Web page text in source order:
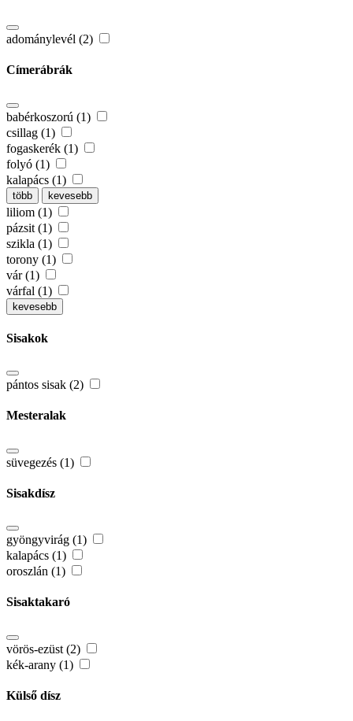
adománylevél (2)
Címerábrák
babérkoszorú (1)
csillag (1)
fogaskerék (1)
folyó (1)
kalapács (1)
több kevesebb
liliom (1)
pázsit (1)
szikla (1)
torony (1)
vár (1)
várfal (1)
kevesebb
Sisakok
pántos sisak (2)
Mesteralak
süvegezés (1)
Sisakdísz
gyöngyvirág (1)
kalapács (1)
oroszlán (1)
Sisaktakaró
vörös-ezüst (2)
kék-arany (1)
Külső dísz